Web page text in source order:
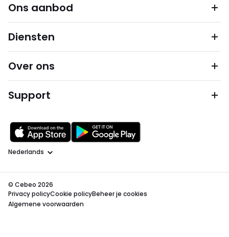
Ons aanbod
Diensten
Over ons
Support
Taal
© Cebeo 2026
Privacy policyCookie policyBeheer je cookies
Algemene voorwaarden